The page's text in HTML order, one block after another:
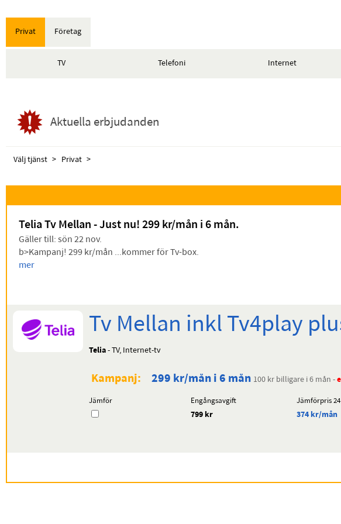
Privat Företag
TV Telefoni Internet
Aktuella erbjudanden
Välj tjänst Privat
Telia Tv Mellan - Just nu! 299 kr/mån i 6 mån.
Gäller till: sön 22 nov.
b>Kampanj! 299 kr/mån ...kommer för Tv-box.
mer
Tv Mellan inkl Tv4play
Telia - TV, Internet-tv
Kampanj: 299 kr/mån i 6 mån 100 kr billigare i 6 mån -
Jämför Engångsavgift
799 kr
Jämförpris
374 kr/mån